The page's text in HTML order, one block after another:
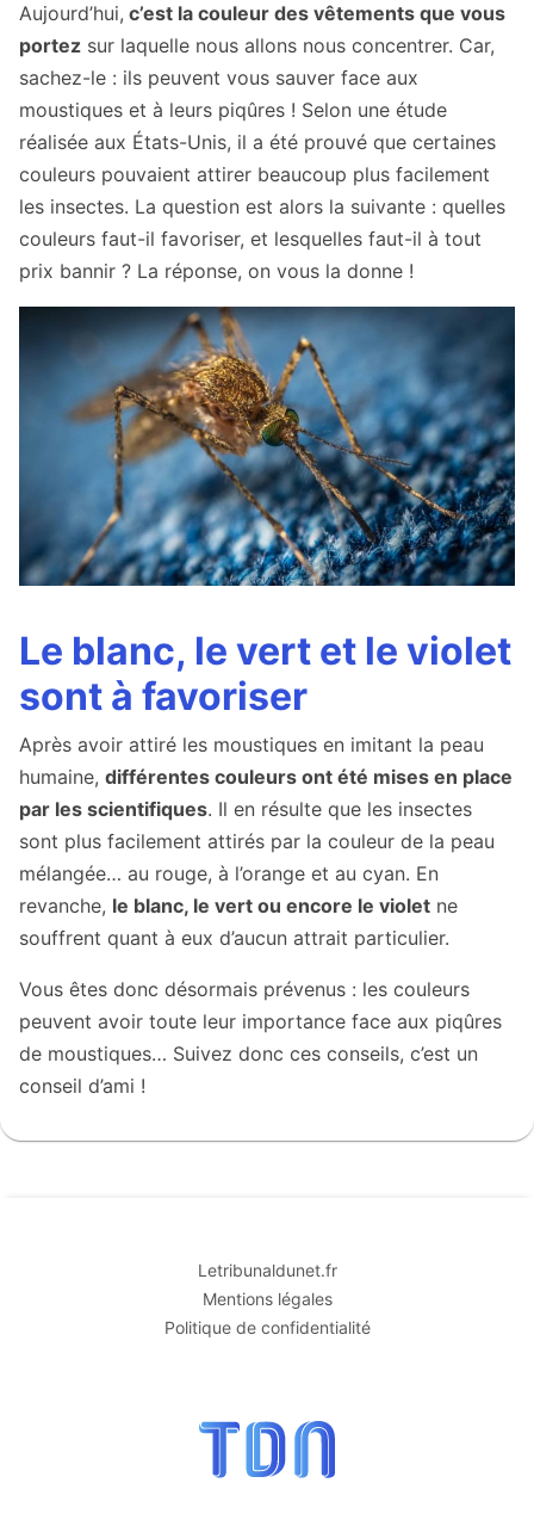
Aujourd’hui, c’est la couleur des vêtements que vous
portez sur laquelle nous allons nous concentrer. Car,
sachez-le : ils peuvent vous sauver face aux
moustiques et à leurs piqûres ! Selon une étude
réalisée aux États-Unis, il a été prouvé que certaines
couleurs pouvaient attirer beaucoup plus facilement
les insectes. La question est alors la suivante : quelles
couleurs faut-il favoriser, et lesquelles faut-il à tout
prix bannir ? La réponse, on vous la donne !
Le blanc, le vert et le violet
sont à favoriser
Après avoir attiré les moustiques en imitant la peau
humaine, différentes couleurs ont été mises en place
par les scientifiques. Il en résulte que les insectes
sont plus facilement attirés par la couleur de la peau
mélangée… au rouge, à l’orange et au cyan. En
revanche, le blanc, le vert ou encore le violet ne
souffrent quant à eux d’aucun attrait particulier.
Vous êtes donc désormais prévenus : les couleurs
peuvent avoir toute leur importance face aux piqûres
de moustiques… Suivez donc ces conseils, c’est un
conseil d’ami !
Letribunaldunet.fr
Mentions légales
Politique de confidentialité